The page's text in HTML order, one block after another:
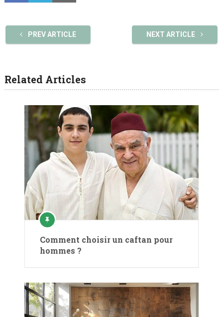
PREV ARTICLE NEXT ARTICLE
Related Articles
Comment choisir un caftan pour
hommes ?